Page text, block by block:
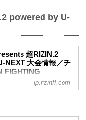
powered by U-
超RIZIN.2
NEXT 大会情報／チ
FIGHTING
オフィシャルサイト
変更のお知らせ
jp.rizinff.com